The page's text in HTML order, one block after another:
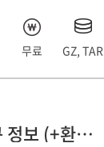
무료 GZ, TAR
용도지역지구 정보 (+환경지수)